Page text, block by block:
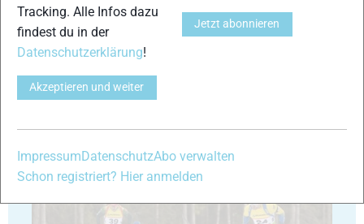
21
Tracking. Alle Infos dazu
findest du in der
Datenschutzerklärung!
Akzeptieren und weiter
Jetzt abonnieren
Impressum DatenschutzAbo verwalten
Schon registriert? Hier anmelden